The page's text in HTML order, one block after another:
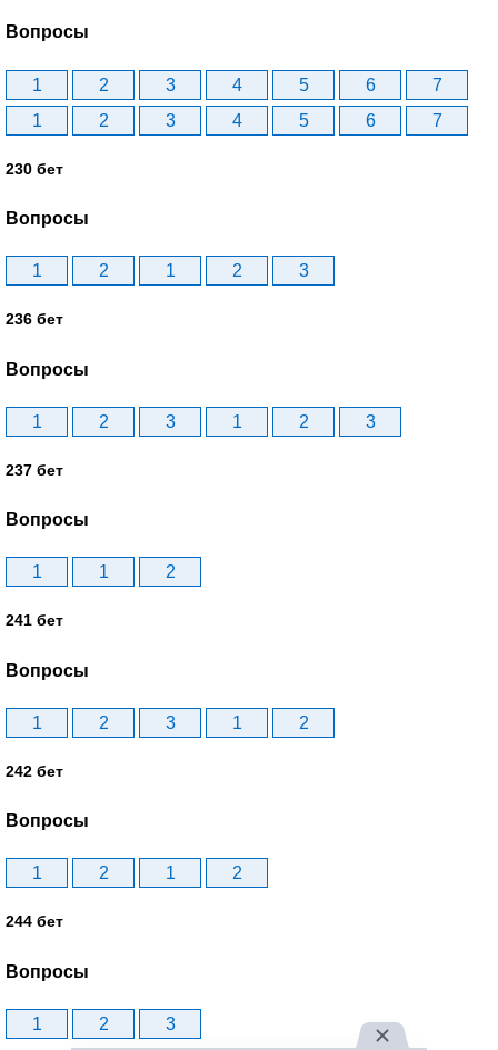
Вопросы
1 2 3 4 5 6
7
1
2 3 4 5 6 7
230 бет
Вопросы
1 2 1 2 3
236 бет
Вопросы
1 2 3 1 2 3
237 бет
Вопросы
1 1 2
241 бет
Вопросы
1 2 3 1 2
242 бет
Вопросы
1 2 1 2
244 бет
Вопросы
1 2 3